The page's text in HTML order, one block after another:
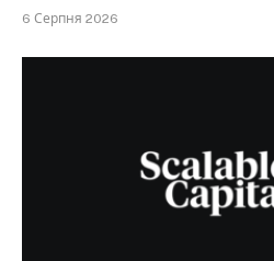
6 Серпня 2026